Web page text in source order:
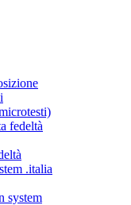
fedeltà
.italia
system